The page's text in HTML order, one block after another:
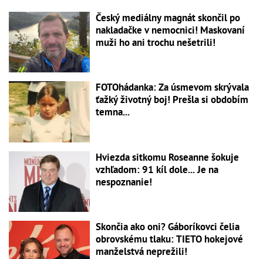
Český mediálny magnát skončil po
nakladačke v nemocnici! Maskovaní
muži ho ani trochu nešetrili!
FOTOhádanka: Za úsmevom skrývala
ťažký životný boj! Prešla si obdobím
temna...
Hviezda sitkomu Roseanne šokuje
vzhľadom: 91 kíl dole... Je na
nespoznanie!
Skončia ako oni? Gáboríkovci čelia
obrovskému tlaku: TIETO hokejové
manželstvá neprežili!